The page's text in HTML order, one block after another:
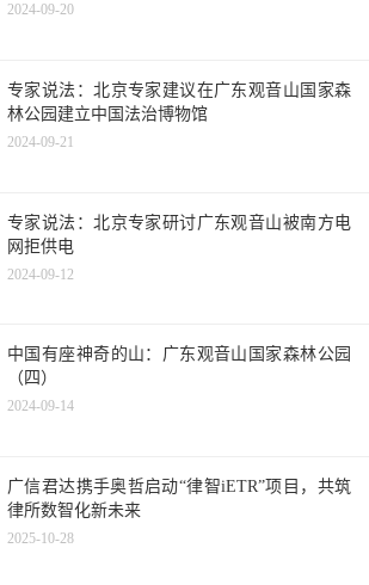
2024-09-20
专家说法：北京专家建议在广东观音山国家森
林公园建立中国法治博物馆
2024-09-21
专家说法：北京专家研讨广东观音山被南方电
网拒供电
2024-09-12
中国有座神奇的山：广东观音山国家森林公园
（四）
2024-09-14
广信君达携手奥哲启动“律智iETR”项目，共筑
律所数智化新未来
2025-10-28